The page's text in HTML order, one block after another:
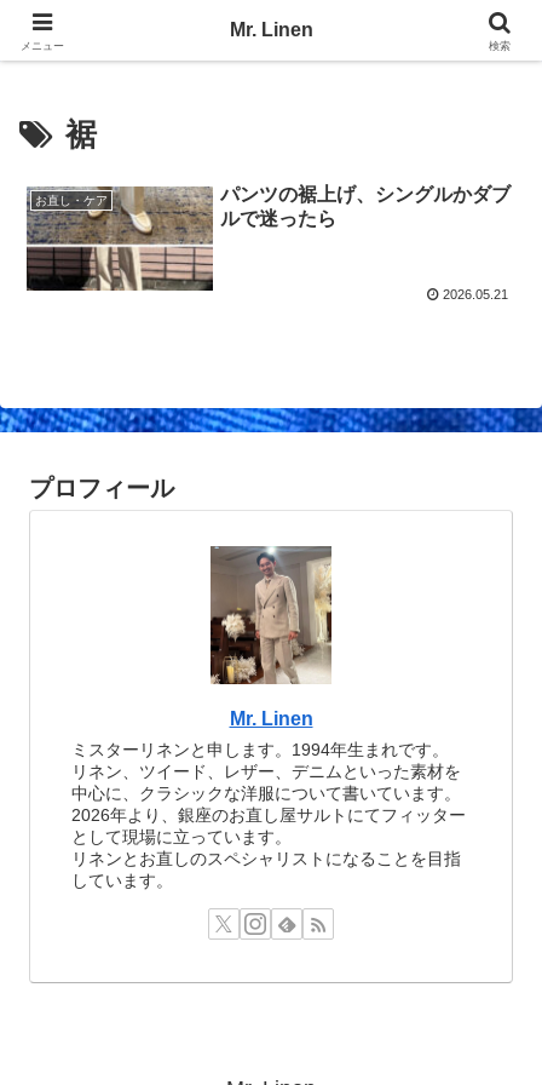
No Linen, No Life
裾
お直し・ケア
パンツの裾上げ、シングルかダブ
ルで迷ったら
2026.05.21
プロフィール
Mr. Linen
ミスターリネンと申します。1994年生まれです。
リネン、ツイード、レザー、デニムといった素材を
中心に、クラシックな洋服について書いています。
2026年より、銀座のお直し屋サルトにてフィッター
として現場に立っています。
リネンとお直しのスペシャリストになることを目指
しています。
メニュー
Mr. Linen
検索